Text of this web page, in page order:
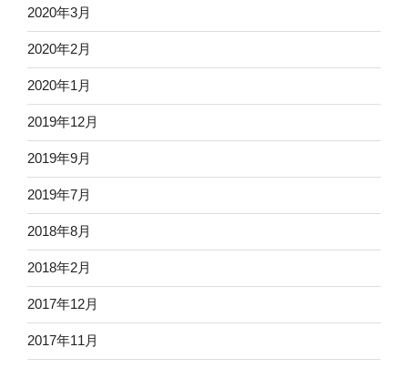
2020年3月
2020年2月
2020年1月
2019年12月
2019年9月
2019年7月
2018年8月
2018年2月
2017年12月
2017年11月